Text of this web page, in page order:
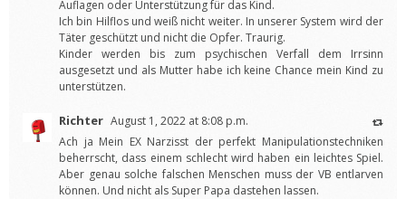
Auflagen oder Unterstützung für das Kind.
Ich bin Hilflos und weiß nicht weiter. In unserer System wird der
Täter geschützt und nicht die Opfer. Traurig.
Kinder werden bis zum psychischen Verfall dem Irrsinn
ausgesetzt und als Mutter habe ich keine Chance mein Kind zu
unterstützen.
Richter August 1, 2022 at 8:08 p.m.
Ach ja Mein EX Narzisst der perfekt Manipulationstechniken
beherrscht, dass einem schlecht wird haben ein leichtes Spiel.
Aber genau solche falschen Menschen muss der VB entlarven
können. Und nicht als Super Papa dastehen lassen.